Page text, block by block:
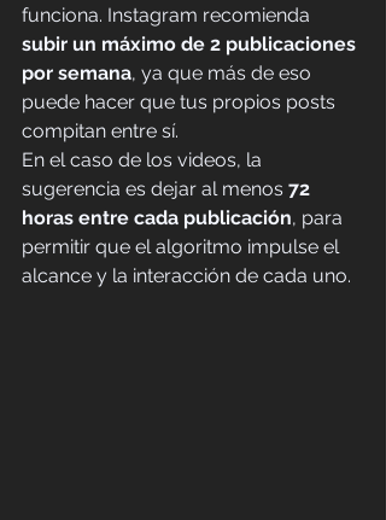
funciona. Instagram recomienda
subir un máximo de 2 publicaciones
por semana, ya que más de eso
puede hacer que tus propios posts
compitan entre sí.
En el caso de los videos, la
sugerencia es dejar al menos 72
horas entre cada publicación, para
permitir que el algoritmo impulse el
alcance y la interacción de cada uno.